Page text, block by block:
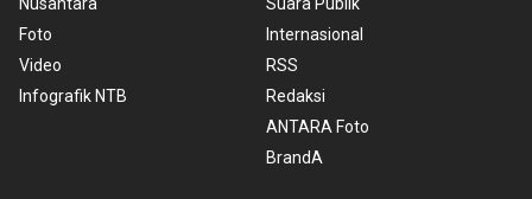
Foto
Video
Infografik NTB
Internasional
RSS
Redaksi
ANTARA Foto
BrandA